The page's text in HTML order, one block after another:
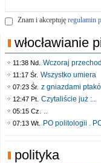
Znam i akceptuję regulamin
włocławianie
11:38 Nd. Wczoraj
11:17 Śr. Wszystko umiera
07:23 Śr. z gniazdami
12:47 Pt. Czytaliście już :..
05:15 Cz. ..
07:13 Wt. PO politologii .
polityka